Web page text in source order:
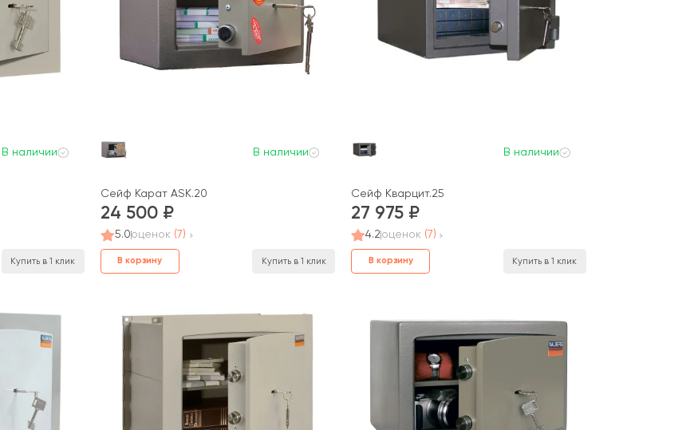
В наличии
Купить в 1 клик
В наличии
Сейф Карат ASK.20
24 500
5.0оценок (7)
В корзину Купить в 1 клик
В наличии
Сейф Кварцит.25
27 975
4.2оценок (7)
В корзину Купить в 1 клик